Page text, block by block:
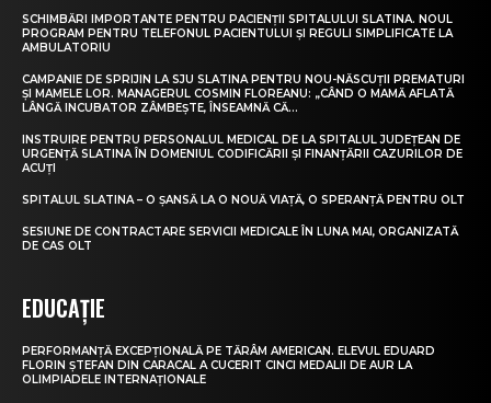
SCHIMBĂRI IMPORTANTE PENTRU PACIENȚII SPITALULUI SLATINA. NOUL
PROGRAM PENTRU TELEFONUL PACIENTULUI ȘI REGULI SIMPLIFICATE LA
AMBULATORIU
CAMPANIE DE SPRIJIN LA SJU SLATINA PENTRU NOU-NĂSCUȚII PREMATURI
ȘI MAMELE LOR. MANAGERUL COSMIN FLOREANU: „CÂND O MAMĂ AFLATĂ
LÂNGĂ INCUBATOR ZÂMBEȘTE, ÎNSEAMNĂ CĂ...
INSTRUIRE PENTRU PERSONALUL MEDICAL DE LA SPITALUL JUDEȚEAN DE
URGENȚĂ SLATINA ÎN DOMENIUL CODIFICĂRII ȘI FINANȚĂRII CAZURILOR DE
ACUȚI
SPITALUL SLATINA – O ȘANSĂ LA O NOUĂ VIAȚĂ, O SPERANȚĂ PENTRU OLT
SESIUNE DE CONTRACTARE SERVICII MEDICALE ÎN LUNA MAI, ORGANIZATĂ
DE CAS OLT
EDUCAȚIE
PERFORMANȚĂ EXCEPȚIONALĂ PE TĂRÂM AMERICAN. ELEVUL EDUARD
FLORIN ȘTEFAN DIN CARACAL A CUCERIT CINCI MEDALII DE AUR LA
OLIMPIADELE INTERNAȚIONALE